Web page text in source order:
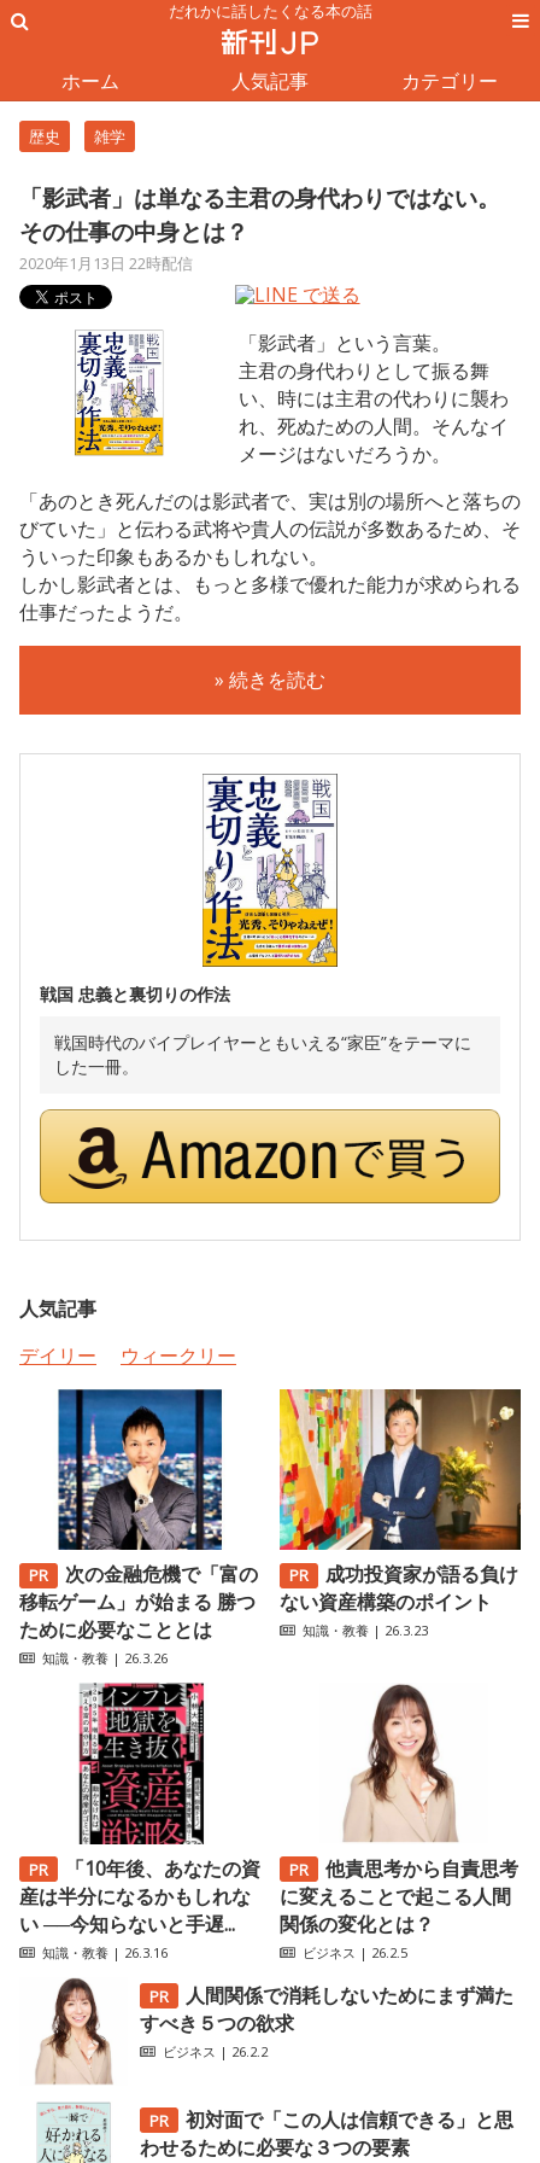
だれかに話したくなる本の話
ホーム 人気記事 カテゴリー
歴史 雑学
「影武者」は単なる主君の身代わりではない。
その仕事の中身とは？
2020年1月13日 22時配信
「影武者」という言葉。
主君の身代わりとして振る舞
い、時には主君の代わりに襲わ
れ、死ぬための人間。そんなイ
メージはないだろうか。
「あのとき死んだのは影武者で、実は別の場所へと落ちの
びていた」と伝わる武将や貴人の伝説が多数あるため、そ
ういった印象もあるかもしれない。
しかし影武者とは、もっと多様で優れた能力が求められる
仕事だったようだ。
» 続きを読む
戦国 忠義と裏切りの作法
戦国時代のバイプレイヤーともいえる“家臣”をテーマに
した一冊。
人気記事
デイリー
ウィークリー
次の金融危機で「富の
移転ゲーム」が始まる 勝つ
ために必要なこととは
知識・教養 | 26.3.26
成功投資家が語る負け
ない資産構築のポイント
知識・教養 | 26.3.23
「10年後、あなたの資
産は半分になるかもしれな
い ──今知らないと手遅...
知識・教養 | 26.3.16
他責思考から自責思考
に変えることで起こる人間
関係の変化とは？
ビジネス | 26.2.5
人間関係で消耗しないためにまず満た
すべき５つの欲求
ビジネス | 26.2.2
初対面で「この人は信頼できる」と思
わせるために必要な３つの要素